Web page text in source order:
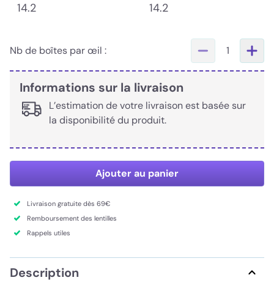
14.2 14.2
Nb de boîtes par œil : 1
Informations sur la livraison
L’estimation de votre livraison est basée sur
la disponibilité du produit.
Ajouter au panier
Livraison gratuite dès 69€
Remboursement des lentilles
Rappels utiles
Description